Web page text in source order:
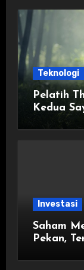
Teknologi
Pelatih
Kedua
Investasi
Saham
Pekan,